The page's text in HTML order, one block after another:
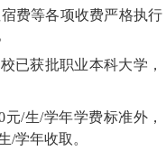
费等各项收费严格执行
已获批职业本科大学，
/生/学年学费标准外，
/学年收取。